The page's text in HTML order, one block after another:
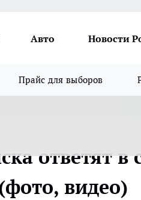
Авто Новости
Прайс для выборов
ответят в
видео)